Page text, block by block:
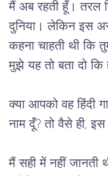
मैं अब रहती हूँ। तरल
दुनिया। लेकिन इस
कहना चाहती थी
मुझे यह तो बता दो कि
क्या आपको वह हिंदी
नाम दूँ? तो वैसे ही,
मैं सही में नहीं